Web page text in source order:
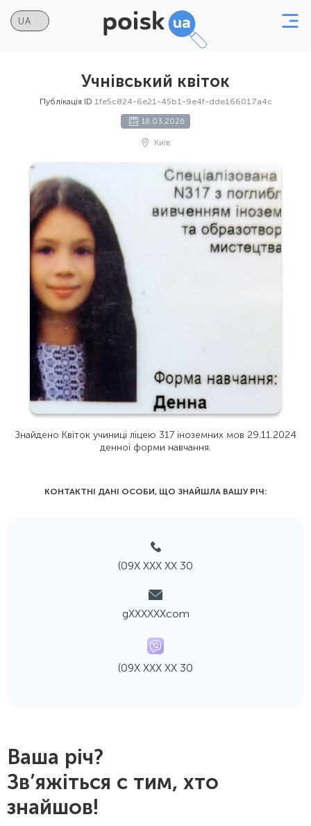
Учнівський квіток
Публікація ID 1fe5c824-6e21-45b1-9e4f-dde166017a4c
18.03.2026
Київ
Знайдено Квіток учиниці ліцею 317 іноземних мов 29.11.2024
денної форми навчання.
КОНТАКТНІ ДАНІ ОСОБИ, ЩО ЗНАЙШЛА ВАШУ РIЧ:
(09Х ХХХ ХХ 30
gХХХХХХcom
(09Х ХХХ ХХ 30
Ваша річ?
Зв’яжіться с тим, хто
знайшов!